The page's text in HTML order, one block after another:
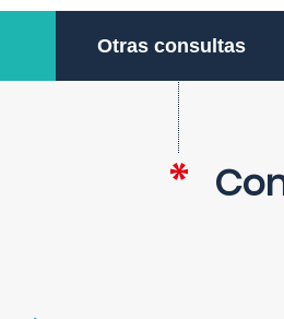
Otras consultas